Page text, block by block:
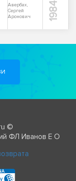
Авербах,
Сергей
Аронович
1984
©
ФЛ Иванов Е О